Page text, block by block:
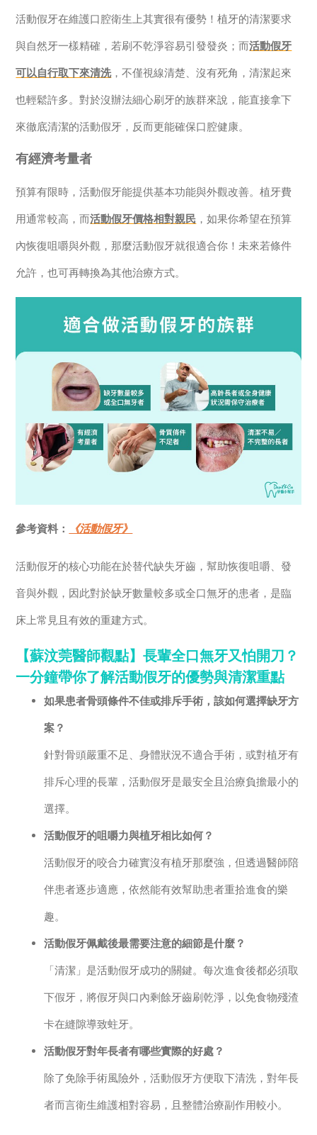
活動假牙在維護口腔衛生上其實很有優勢！植牙的清潔要求
與自然牙一樣精確，若刷不乾淨容易引發發炎；而活動假牙
可以自行取下來清洗，不僅視線清楚、沒有死角，清潔起來
也輕鬆許多。對於沒辦法細心刷牙的族群來說，能直接拿下
來徹底清潔的活動假牙，反而更能確保口腔健康。
有經濟考量者
預算有限時，活動假牙能提供基本功能與外觀改善。植牙費
用通常較高，而活動假牙價格相對親民 ，如果你希望在預算
內恢復咀嚼與外觀，那麼活動假牙就很適合你！未來若條件
允許，也可再轉換為其他治療方式。
參考資料： 《活動假牙》
活動假牙的核心功能在於替代缺失牙齒，幫助恢復咀嚼、發
音與外觀，因此對於缺牙數量較多或全口無牙的患者，是臨
床上常見且有效的重建方式。
【蘇汶莞醫師觀點】長輩全口無牙又怕開刀？
一分鐘帶你了解活動假牙的優勢與清潔重點
如果患者骨頭條件不佳或排斥手術，該如何選擇缺牙方
案？
針對骨頭嚴重不足、身體狀況不適合手術，或對植牙有
排斥心理的長輩，活動假牙是最安全且治療負擔最小的
選擇。
活動假牙的咀嚼力與植牙相比如何？
活動假牙的咬合力確實沒有植牙那麼強，但透過醫師陪
伴患者逐步適應，依然能有效幫助患者重拾進食的樂
趣。
活動假牙佩戴後最需要注意的細節是什麼？
「清潔」是活動假牙成功的關鍵。每次進食後都必須取
下假牙，將假牙與口內剩餘牙齒刷乾淨，以免食物殘渣
卡在縫隙導致蛀牙。
活動假牙對年長者有哪些實際的好處？
除了免除手術風險外，活動假牙方便取下清洗，對年長
者而言衛生維護相對容易，且整體治療副作用較小。